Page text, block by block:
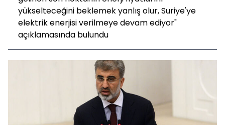
yükselteceğini beklemek yanlış olur, Suriye'ye
elektrik enerjisi verilmeye devam ediyor"
açıklamasında bulundu